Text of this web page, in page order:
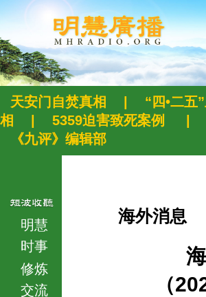
天安门自焚真相
“四•二五
相
5359迫害致死案例
《九评》编辑部
明慧
时事
修炼
交流
海外消息
（